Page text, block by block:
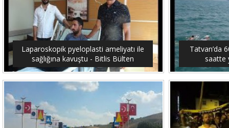
Laparoskopik pyeloplasti ameliyatı ile
sağlığına kavuştu - Bitlis Bülten
Tatvan’da
saatte